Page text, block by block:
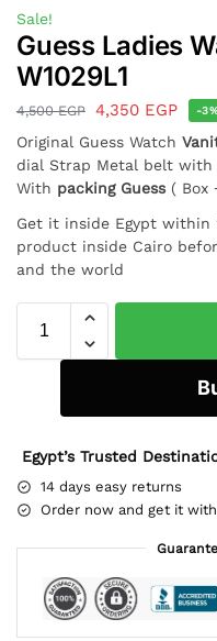
Sale!
Guess Ladies
W1029L1
4,500EGP 4,350 EGP -
Original Guess Watch
dial Strap Metal belt with
With packing Guess ( Box
Get it inside Egypt
product inside Cairo
and the world
Egypt’s Trusted
14 days easy returns
Order now and get it